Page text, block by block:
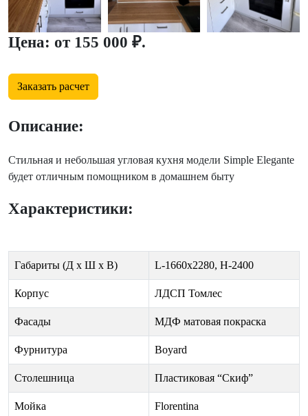
Цена: от 155 000 ₽.
Заказать расчет
Описание:
Стильная и небольшая угловая кухня модели Simple Elegante
будет отличным помощником в домашнем быту
Характеристики:
Габариты (Д х Ш х В) L-1660х2280, H-2400
Корпус ЛДСП Томлес
Фасады МДФ матовая покраска
Фурнитура Boyard
Столешница Пластиковая “Скиф”
Мойка Florentina